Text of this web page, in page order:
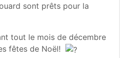
sont prêts pour la
tout le mois de décembre
fêtes de Noël!